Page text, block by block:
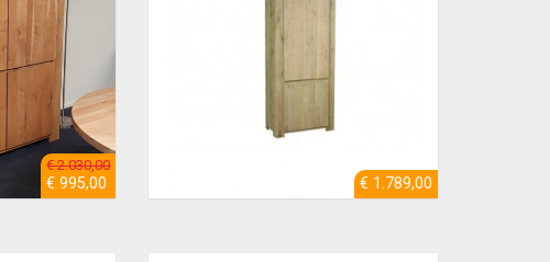
€ 2.030,00
€ 995,00 € 1.789,00